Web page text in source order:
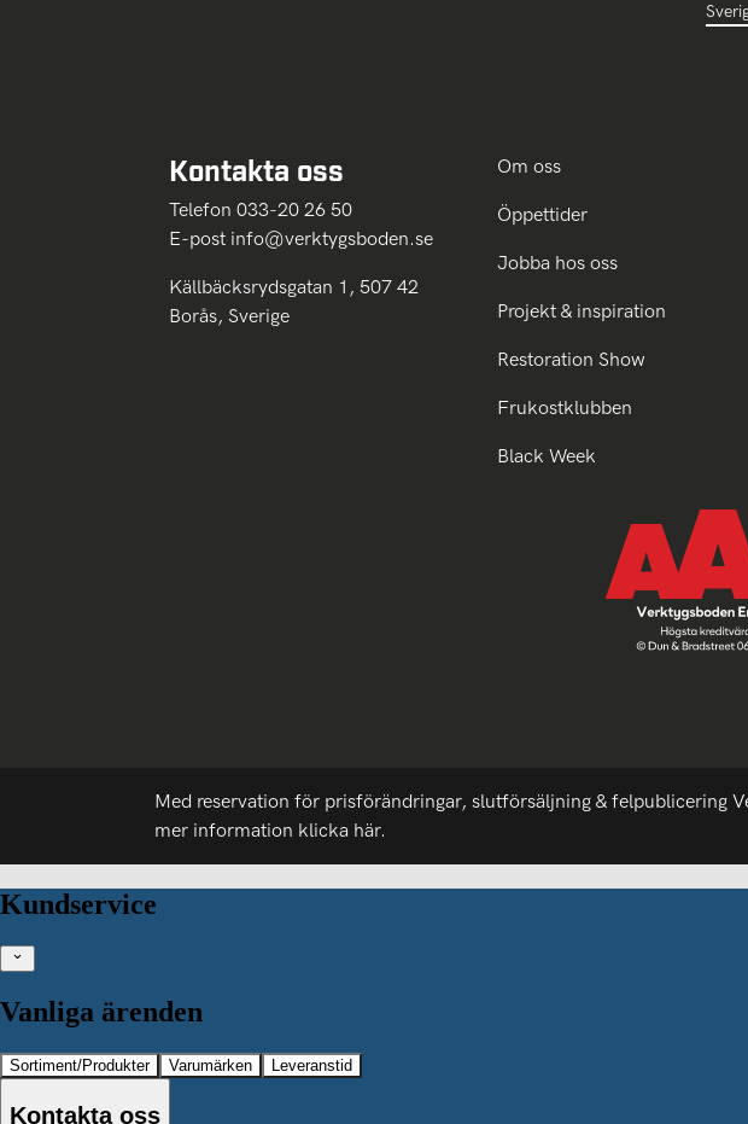
Kontakta oss
Telefon 033-20 26 50
E-post info@verktygsboden.se
Källbäcksrydsgatan 1, 507 42
Borås, Sverige
Om oss
Öppettider
Jobba hos oss
Projekt & inspiration
Restoration Show
Frukostklubben
Black Week
Med reservation för prisförändringar, slutförsäljning & felpublicering
mer information klicka här.